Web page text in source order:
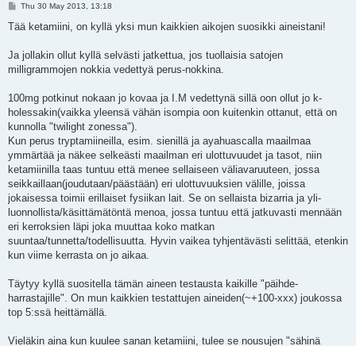
P
s
Thu 30 May 2013, 13:18
Tää ketamiini, on kyllä yksi mun kaikkien aikojen suosikki aineistani!
Ja jollakin ollut kyllä selvästi jatkettua, jos tuollaisia satojen
milligrammojen nokkia vedettyä perus-nokkina.
100mg potkinut nokaan jo kovaa ja I.M vedettynä sillä oon ollut jo k-
holessakin(vaikka yleensä vähän isompia oon kuitenkin ottanut, että on
kunnolla "twilight zonessa").
Kun perus tryptamiineilla, esim. sienillä ja ayahuascalla maailmaa
ymmärtää ja näkee selkeästi maailman eri ulottuvuudet ja tasot, niin
ketamiinilla taas tuntuu että menee sellaiseen väliavaruuteen, jossa
seikkaillaan(joudutaan/päästään) eri ulottuvuuksien välille, joissa
jokaisessa toimii erillaiset fysiikan lait. Se on sellaista bizarria ja yli-
luonnollista/käsittämätöntä menoa, jossa tuntuu että jatkuvasti mennään
eri kerroksien läpi joka muuttaa koko matkan
suuntaa/tunnetta/todellisuutta. Hyvin vaikea tyhjentävästi selittää, etenkin
kun viime kerrasta on jo aikaa.
Täytyy kyllä suositella tämän aineen testausta kaikille "päihde-
harrastajille". On mun kaikkien testattujen aineiden(~+100-xxx) joukossa
top 5:ssä heittämällä.
Vieläkin aina kun kuulee sanan ketamiini, tulee se nousujen "sähinä